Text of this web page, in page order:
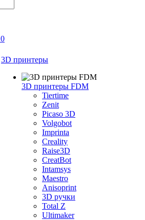
0
3D принтеры
3D принтеры FDM
Tiertime
Zenit
Picaso 3D
Volgobot
Imprinta
Creality
Raise3D
CreatBot
Intamsys
Maestro
Anisoprint
3D ручки
Total Z
Ultimaker